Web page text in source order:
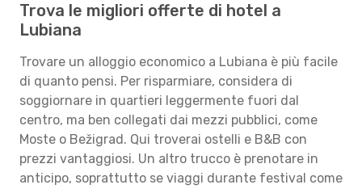
Trova le migliori offerte di hotel a
Lubiana
Trovare un alloggio economico a Lubiana è più facile
di quanto pensi. Per risparmiare, considera di
soggiornare in quartieri leggermente fuori dal
centro, ma ben collegati dai mezzi pubblici, come
Moste o Bežigrad. Qui troverai ostelli e B&B con
prezzi vantaggiosi. Un altro trucco è prenotare in
anticipo, soprattutto se viaggi durante festival come